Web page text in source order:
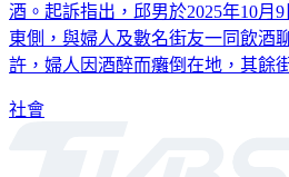
酒。起訴指出，邱男於2025年10月
東側，與婦人及數名街友一同飲酒
許，婦人因酒醉而癱倒在地，其餘
社會